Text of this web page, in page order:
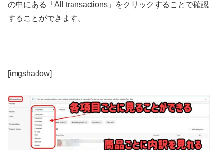
の中にある
「 All transactions 」をクリックすることで確認
することができます。
[imgshadow]